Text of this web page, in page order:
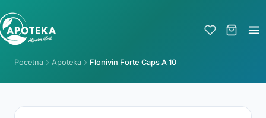
Pocetna Apoteka Flonivin Forte Caps A 10